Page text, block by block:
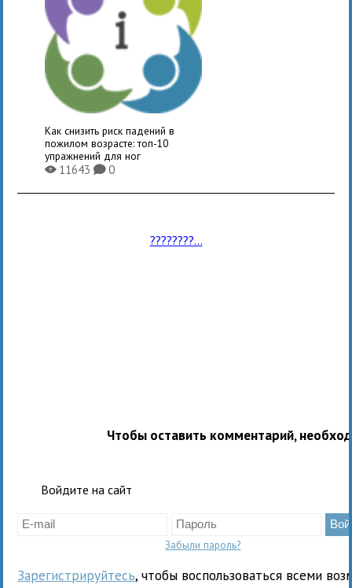
Как снизить риск падений в
пожилом возрасте: топ-10
упражнений для ног
X11643K0
????????...
Чтобы оставить комментарий,
Войдите на сайт
Забыли пароль?
Зарегистрируйтесь, чтобы воспользоваться всеми